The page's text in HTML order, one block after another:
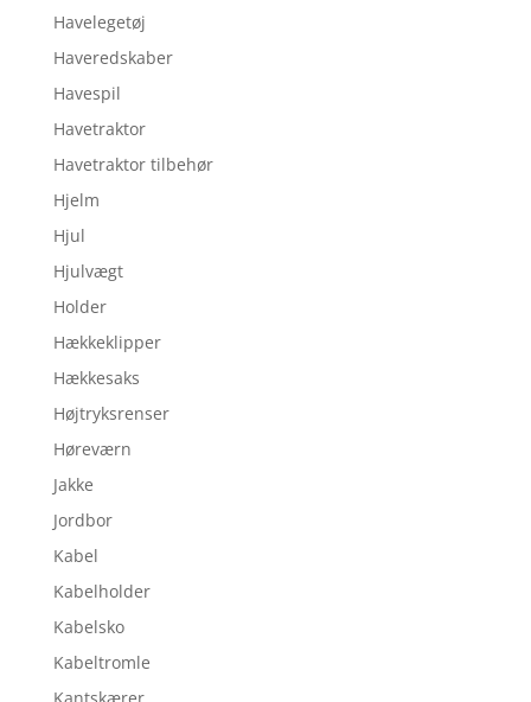
Havelegetøj
Haveredskaber
Havespil
Havetraktor
Havetraktor tilbehør
Hjelm
Hjul
Hjulvægt
Holder
Hækkeklipper
Hækkesaks
Højtryksrenser
Høreværn
Jakke
Jordbor
Kabel
Kabelholder
Kabelsko
Kabeltromle